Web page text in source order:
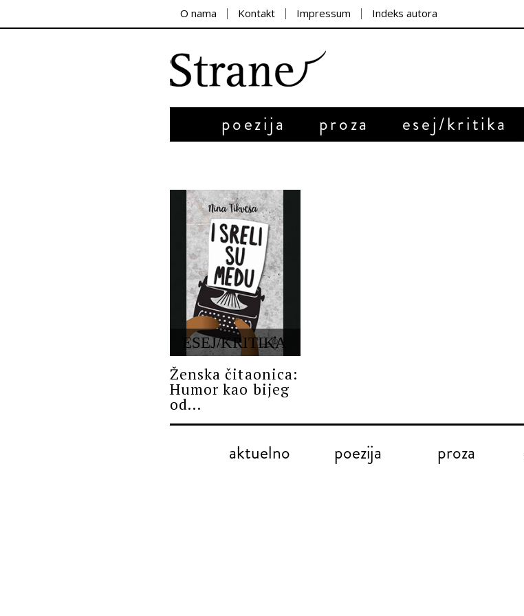
O nama Kontakt Impressum Indeks autora
poezija proza esej/kritika
ESEJ/KRITIKA
Ženska čitaonica:
Humor kao bijeg
od...
aktuelno poezija proza